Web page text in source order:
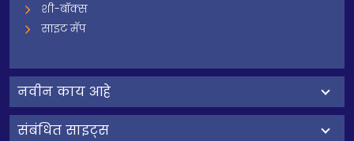
शी-बॉक्स
साइट मॅप
नवीन काय आहे
संबंधित साइट्स